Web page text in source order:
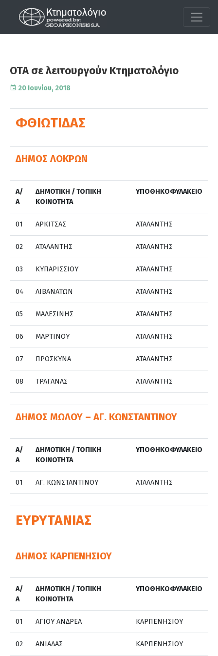
ΟΤΑ σε λειτουργούν Κτηματολόγιο
20 Ιουνίου, 2018
ΦΘΙΩΤΙΔΑΣ
ΔΗΜΟΣ ΛΟΚΡΩΝ
Α/
Α
ΔΗΜΟΤΙΚΗ / ΤΟΠΙΚΗ
ΚΟΙΝΟΤΗΤΑ
ΥΠΟΘΗΚΟΦΥΛΑΚΕΙΟ
01 ΑΡΚΙΤΣΑΣ ΑΤΑΛΑΝΤΗΣ
02 ΑΤΑΛΑΝΤΗΣ ΑΤΑΛΑΝΤΗΣ
03 ΚΥΠΑΡΙΣΣΙΟΥ ΑΤΑΛΑΝΤΗΣ
04 ΛΙΒΑΝΑΤΩΝ ΑΤΑΛΑΝΤΗΣ
05 ΜΑΛΕΣΙΝΗΣ ΑΤΑΛΑΝΤΗΣ
06 ΜΑΡΤΙΝΟΥ ΑΤΑΛΑΝΤΗΣ
07 ΠΡΟΣΚΥΝΑ ΑΤΑΛΑΝΤΗΣ
08 ΤΡΑΓΑΝΑΣ ΑΤΑΛΑΝΤΗΣ
ΔΗΜΟΣ ΜΩΛΟΥ – ΑΓ. ΚΩΝΣΤΑΝΤΙΝΟΥ
Α/
Α
ΔΗΜΟΤΙΚΗ / ΤΟΠΙΚΗ
ΚΟΙΝΟΤΗΤΑ
ΥΠΟΘΗΚΟΦΥΛΑΚΕΙΟ
01 ΑΓ. ΚΩΝΣΤΑΝΤΙΝΟΥ ΑΤΑΛΑΝΤΗΣ
ΕΥΡΥΤΑΝΙΑΣ
ΔΗΜΟΣ ΚΑΡΠΕΝΗΣΙΟΥ
Α/
Α
ΔΗΜΟΤΙΚΗ / ΤΟΠΙΚΗ
ΚΟΙΝΟΤΗΤΑ
ΥΠΟΘΗΚΟΦΥΛΑΚΕΙΟ
01 ΑΓΙΟΥ ΑΝΔΡΕΑ ΚΑΡΠΕΝΗΣΙΟΥ
02 ΑΝΙΑΔΑΣ ΚΑΡΠΕΝΗΣΙΟΥ